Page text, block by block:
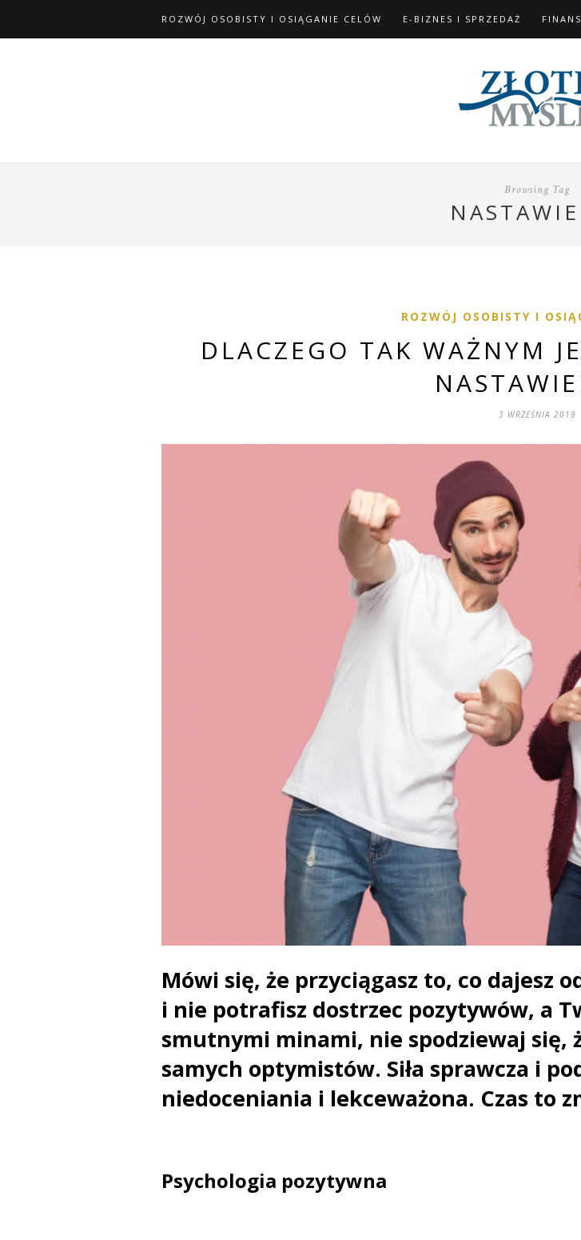
ROZWÓJ OSOBISTY I OSIĄGANIE CELÓW E-BIZNES I SPRZEDAŻ
Browsing Tag
ROZWÓJ OSOBISTY I
DLACZEGO TAK WAŻNYM
3 WRZEŚNIA 2019
Mówi się, że przyciągasz to, co dajesz
i nie potrafisz dostrzec pozytywów, a
smutnymi minami, nie spodziewaj się,
samych optymistów. Siła sprawcza i
niedoceniania i lekceważona. Czas to
Psychologia pozytywna